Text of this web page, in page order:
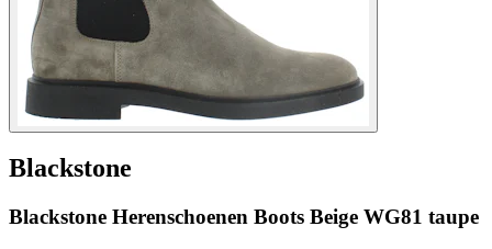
Blackstone
Blackstone Herenschoenen Boots Beige WG81 taupe